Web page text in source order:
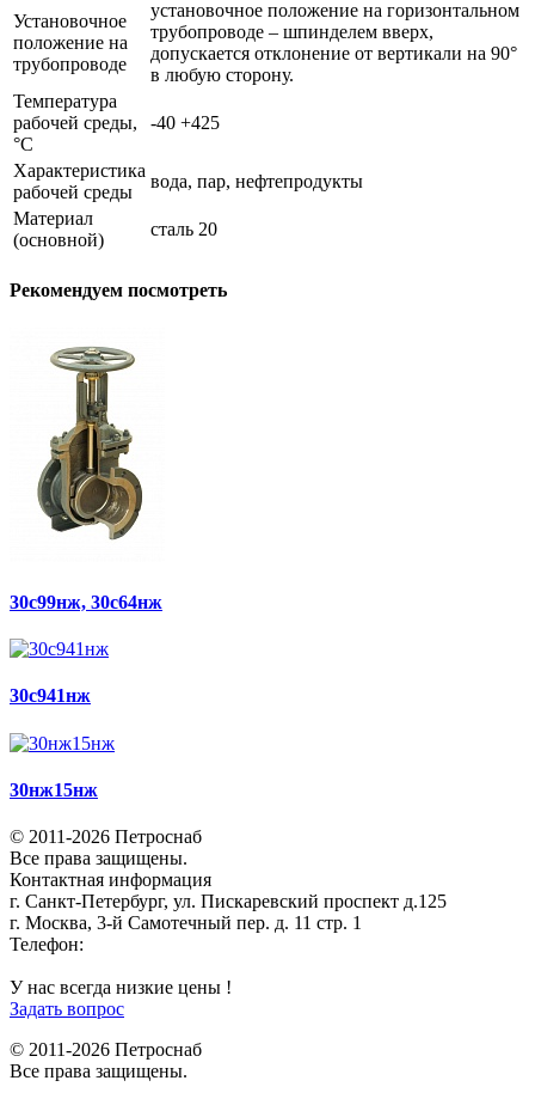
Установочное
положение на
трубопроводе
установочное положение на горизонтальном
трубопроводе – шпинделем вверх,
допускается отклонение от вертикали на 90°
в любую сторону.
Температура
рабочей среды,
°С
-40 +425
Характеристика
рабочей среды
вода, пар, нефтепродукты
Материал
(основной)
сталь 20
Рекомендуем посмотреть
30с99нж, 30с64нж
30с941нж
30нж15нж
© 2011-2026 Петроснаб
Все права защищены.
Контактная информация
г. Санкт-Петербург, ул. Пискаревский проспект д.125
г. Москва, 3-й Самотечный пер. д. 11 стр. 1
Телефон:
У нас всегда низкие цены !
Задать вопрос
© 2011-2026 Петроснаб
Все права защищены.